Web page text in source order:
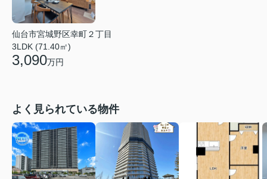
仙台市宮城野区幸町２丁目
3LDK (71.40㎡)
3,090万円
よく見られている物件